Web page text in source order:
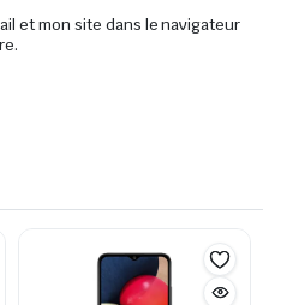
et mon site dans le navigateur